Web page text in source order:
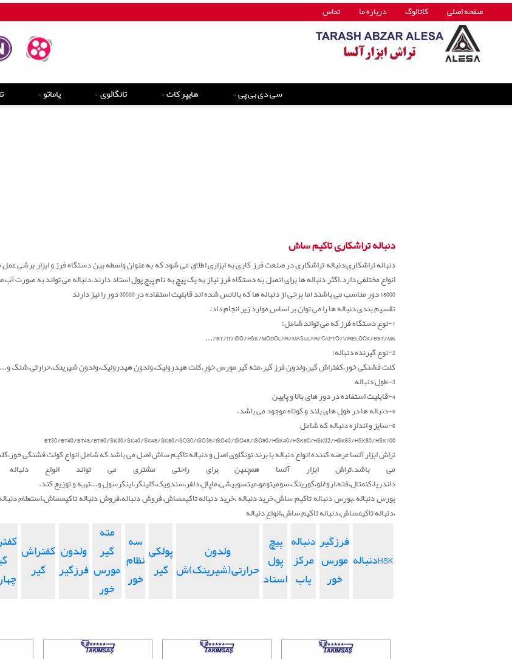
صفحه اصلی کاتالوگ درباره ما تماس
یاماتو تانگالوی هایپر کات سی دی بی پی
دنباله تراشکاری تاکیم ساش
دنباله تراشکاری|دنباله تراشکاری در صنعت فرز کاری به ابزاری اطلاق می شود که به عنوان واسطه بین دستگاه فرز و ابزار برشی
انواع مختلفی دارد.اکثر دنباله ها برای اتصل به دستگاه فرز نیاز به یک پیچ به نام پیچ پول استاد دارند.دنباله می تواند به صورت
15000 دور مناسب می باشند اما برخی از دنباله ها که بالانس شده اند قابلیت استفاده در 30000 دور را نیز دارند
تقسیم بندی دنباله ها را می توان بر اساس موارد زیر انجام داد.
1-نوع دستگاه فرز که می تواند شامل:
BT/IT/ISO/HSK/MODOLAR/MASULAR/CAPTO/VIRELOCK/BBT/MK/...
2-نوع گیرنده دنباله:
کلت فشنگی خور،کفتراش گیر،ولدون فرز گیر،مته گیر مورس خور،کلت هیدرولیک،ولدون هیدرولیک،ولدون شیرینک،حرارتی،شنگ و...
3-طول دنباله
4-قابلیت استفاده در دور های بالا و پایین
5-دنباله ها در طول های بلند و کوتاه موجود می باشد.
6-سایز و اندازه دنباله که شامل
BT30/BT40/BT45/BT50/SK30/SK40/SK45/SK50/ISO30/ISO35/ISO40/ISO45/ISO50/HSK40/HSK50/HSK32/HSK63/HSK80/HSK100
تراش ابزار آلسا عرضه کننده انواع دنباله با برند تونگلوی اصل و دنباله تاکیم ساش اصل می باشد که شامل انواع کولت فشنگی
می باشد.تراش ابزار آلسا همچنین برای راحتی مشتری می تواند انواع
داندریا،کنمتال،فته،اروغلو،گورینگ،سومیتومو،میتسوبیشی،ماپال،دلفر،سندویک،کلینگر،اینگرسول و...تهیه و توزیع کند.
بورس دنباله ،بورس دنباله تاکیم ساش،خرید دنباله ،خرید دنباله تاکیمساش،فروش دنباله،فروش دنباله تاکیمساش،استعلام
،دنباله تاکیمساش،دنباله تاکیم ساش،انواع دنباله
کفتراش
گیر
ولدون
فرزگیر
مته
گیر
مورس
خور
سه
نظام
خور
پولکی
گیر
ولدون
حرارتی(شیرینک)ش
پیچ
پول
استاد
دنباله
مرکز
یاب
فرزگیر
مورس
خور
دنبالهHSK